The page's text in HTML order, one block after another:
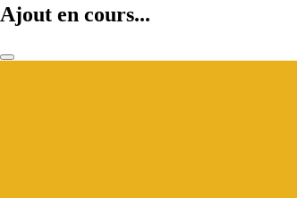
Ajout en cours...